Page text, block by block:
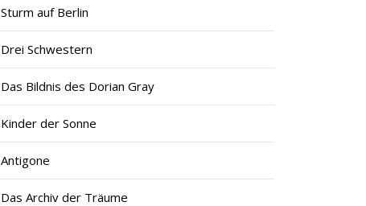
Sturm auf Berlin
Drei Schwestern
Das Bildnis des Dorian Gray
Kinder der Sonne
Antigone
Das Archiv der Träume